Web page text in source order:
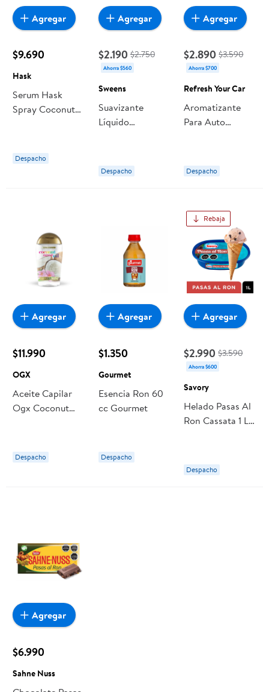
$9.690
Hask
Serum Hask
Spray Coconut
Despacho
Agregar
$2.190 $2.750
Ahorra $560
Sweens
Suavizante
Líquido
Botella 500 ml
Sweens
Despacho
Agregar
$2.890 $3.590
Ahorra $700
Refresh Your Car
Aromatizante
Para Auto
Car
Despacho
Agregar
$11.990
OGX
Aceite Capilar
Ogx Coconut
Despacho
Agregar
$1.350
Gourmet
Esencia Ron 60
cc Gourmet
Despacho
Agregar
Rebaja
$2.990 $3.590
Ahorra $600
Savory
Helado Pasas Al
Ron Cassata 1 L
Despacho
Agregar
$6.990
Sahne Nuss
Agregar